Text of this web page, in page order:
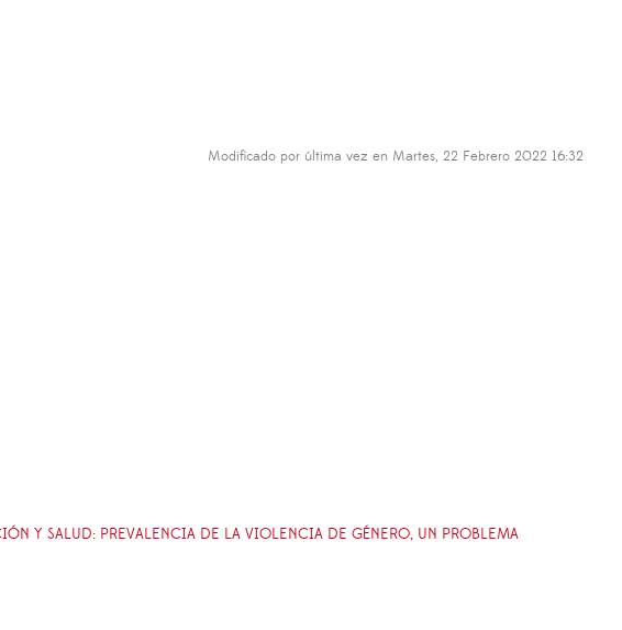
Modificado por última vez en Martes, 22 Febrero 2022 16:32
Y SALUD: PREVALENCIA DE LA VIOLENCIA DE GÉNERO, UN PROBLEMA